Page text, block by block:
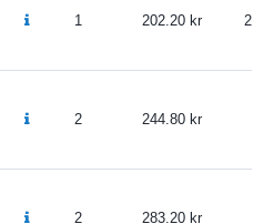
1 202.20
2 244.80
2 283.20